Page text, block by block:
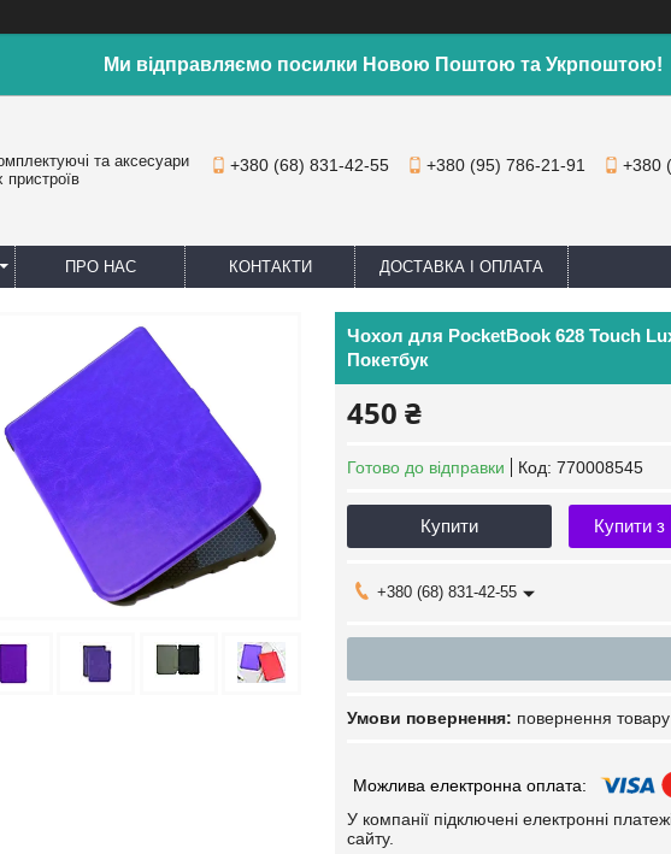
Ми відправляємо посилки Новою Поштою та Укрпоштою!
та аксесуари
пристроїв
+380 (68) 831-42-55 +380 (95) 786-21-91 +380
ПРО НАС КОНТАКТИ ДОСТАВКА І ОПЛАТА
Чохол для PocketBook 628 Touch
Покетбук
450 ₴
Готово до відправки Код: 770008545
Купити Купити з
+380 (68) 831-42-55
повернення
У компанії підключені електронні
сайту.